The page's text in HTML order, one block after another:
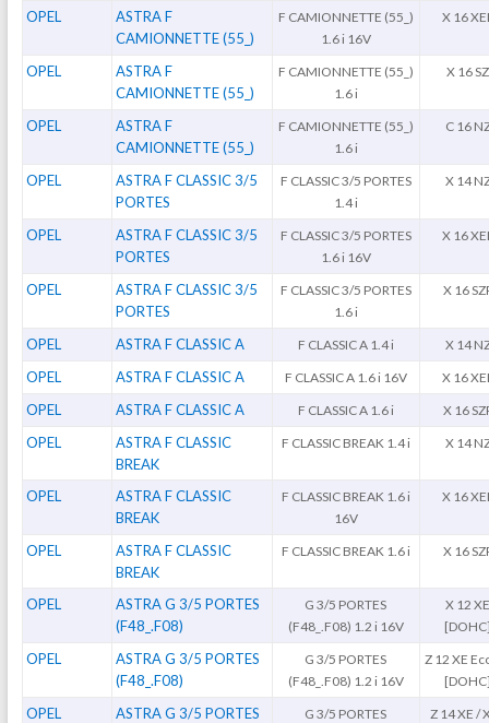
OPEL
ASTRA F
CAMIONNETTE (55_)
F CAMIONNETTE (55_)
1.6 i 16V
X 16
OPEL
ASTRA F
CAMIONNETTE (55_)
F CAMIONNETTE (55_)
1.6 i
X 16 SZ
OPEL
ASTRA F
CAMIONNETTE (55_)
F CAMIONNETTE (55_)
1.6 i
C 16
OPEL
ASTRA F CLASSIC 3/5
PORTES
F CLASSIC 3/5 PORTES
1.4 i
X 14
OPEL
ASTRA F CLASSIC 3/5
PORTES
F CLASSIC 3/5 PORTES
1.6 i 16V
X 16
OPEL
ASTRA F CLASSIC 3/5
PORTES
F CLASSIC 3/5 PORTES
1.6 i
X 16
OPEL ASTRA F CLASSIC A F CLASSIC A 1.4 i X 14
OPEL ASTRA F CLASSIC A F CLASSIC A 1.6 i 16V X 16
OPEL ASTRA F CLASSIC A F CLASSIC A 1.6 i X 16
OPEL
ASTRA F CLASSIC
BREAK
F CLASSIC BREAK 1.4 i X 14
OPEL
ASTRA F CLASSIC
BREAK
F CLASSIC BREAK 1.6 i
16V
X 16
OPEL
ASTRA F CLASSIC
BREAK
F CLASSIC BREAK 1.6 i X 16
OPEL
ASTRA G 3/5 PORTES
(F48_.F08)
G 3/5 PORTES
(F48_.F08) 1.2 i 16V
X 12
OPEL
ASTRA G 3/5 PORTES
(F48_.F08)
G 3/5 PORTES
(F48_.F08) 1.2 i 16V
Z 12 XE
OPEL
ASTRA G 3/5 PORTES
G 3/5 PORTES
Z 14 XE /